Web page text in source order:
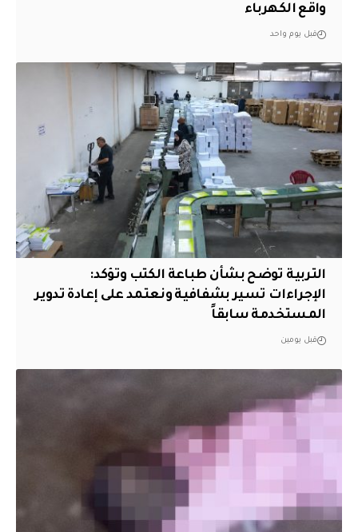
واقع الكهرباء
قبل يوم واحد
التربية توضح بشأن طباعة الكتب وتؤكد:
الإجراءات تسير بشفافية ونعتمد على إعادة تدوير
المستخدمة سابقاً
قبل يومين